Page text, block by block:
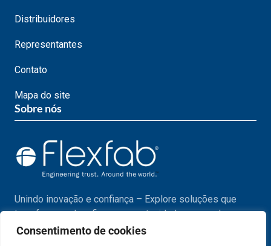
Consentimento de cookies
Distribuidores
Representantes
Contato
Mapa do site
Sobre nós
Unindo inovação e confiança – Explore soluções que
transformam desafios em oportunidades em cada passo
do seu projeto.